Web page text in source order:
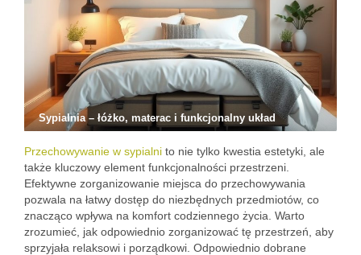
Sypialnia – łóżko, materac i funkcjonalny układ
Przechowywanie w sypialni to nie tylko kwestia estetyki, ale
także kluczowy element funkcjonalności przestrzeni.
Efektywne zorganizowanie miejsca do przechowywania
pozwala na łatwy dostęp do niezbędnych przedmiotów, co
znacząco wpływa na komfort codziennego życia. Warto
zrozumieć, jak odpowiednio zorganizować tę przestrzeń, aby
sprzyjała relaksowi i porządkowi. Odpowiednio dobrane